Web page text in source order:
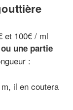
et 100€ / ml
une partie
:
il en coutera